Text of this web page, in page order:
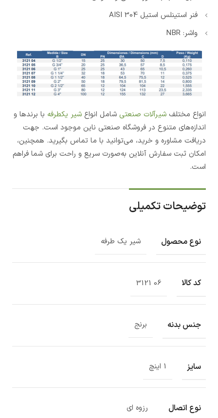
فنر استینلس استیل AISI 304
واشر: NBR
انواع مختلف شیرآلات صنعتی شامل انواع شیر یکطرفه با برندها و
اندازه‌های متنوع در فروشگاه صنعتی ناین موجود است. جهت
دریافت مشاوره و خرید، می‌توانید با ما تماس بگیرید. همچنین،
امکان ثبت سفارش آنلاین به‌صورت سریع و راحت برای شما فراهم
است.
توضیحات تکمیلی
نوع محصول شیر یک طرفه
کد کالا 06 3121
جنس بدنه برنج
سایز 1 اینچ
نوع اتصال رزوه ای